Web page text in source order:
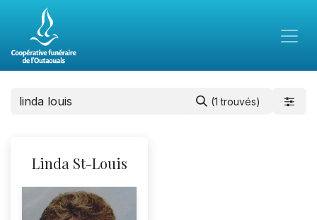
(1 trouvés)
Linda St-Louis